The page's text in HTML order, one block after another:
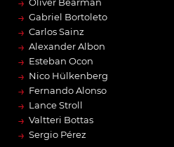
→ Gabriel Bortoleto
→ Carlos Sainz
→ Alexander Albon
→ Esteban Ocon
→ Nico Hülkenberg
→ Fernando Alonso
→ Lance Stroll
→ Valtteri Bottas
→ Sergio Pérez